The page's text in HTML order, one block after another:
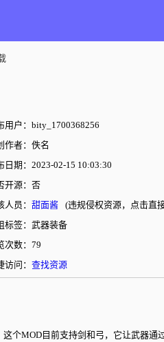
用户：bity_1700368256
作者：佚名
日期：2023-02-15 10:03:30
开源：否
人员： 甜面酱
(违规侵权资源，点击直
标签：武器装备
次数：79
访问： 查找资源
个MOD目前支持剑和弓，它让武器